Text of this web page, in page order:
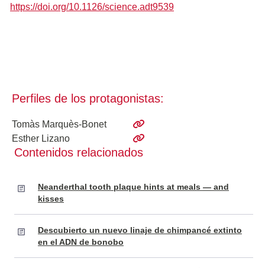
https://doi.org/10.1126/science.adt9539
Perfiles de los protagonistas:
Tomàs Marquès-Bonet
Esther Lizano
Contenidos relacionados
Neanderthal tooth plaque hints at meals — and
kisses
Descubierto un nuevo linaje de chimpancé extinto
en el ADN de bonobo